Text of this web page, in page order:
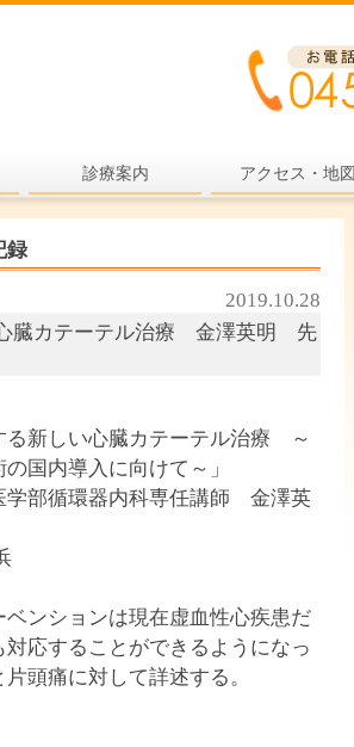
診療案内
内科一般
各種検査
老年医療
予防医療
アクセス・地図
録
2019.10.28
臓カテーテル治療 金澤英明 先
る新しい心臓カテーテル治療 ～
国内導入に向けて～」
部循環器内科専任講師 金澤英
ンションは現在虚血性心疾患だ
応することができるようになっ
頭痛に対して詳述する。